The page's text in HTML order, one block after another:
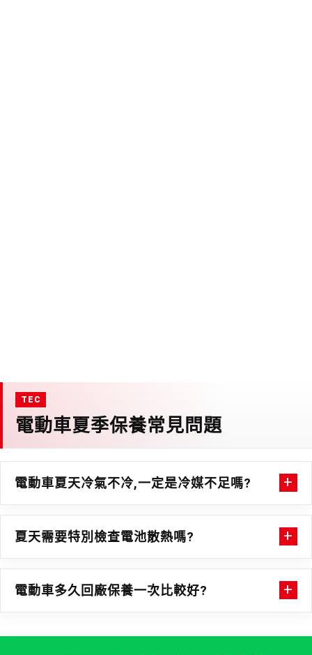
電動車夏季保養常見問題
電動車夏天冷氣不冷,一定是冷媒不足嗎?
夏天需要特別檢查電池散熱嗎?
電動車多久回廠保養一次比較好?